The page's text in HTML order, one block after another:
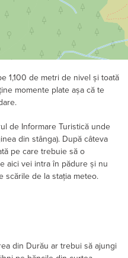
1,100 de metri de nivel și toată
momente plate așa că te
de Informare Turistică unde
din stânga). După câteva
pe care trebuie să o
aici vei intra în pădure și nu
scările de la stația meteo.
din Durău ar trebui să ajungi